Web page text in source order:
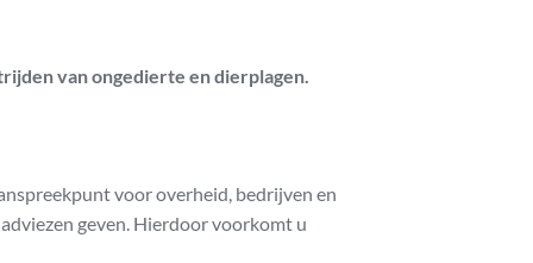
van ongedierte en dierplagen.
voor overheid, bedrijven en
geven. Hierdoor voorkomt u